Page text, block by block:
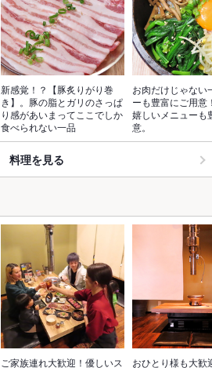
新感覚！？【豚炙りがり巻
き】。豚の脂とガリのさっぱ
り感があいまってここでしか
食べられない一品
お肉だけじゃない
ーも豊富にご用意
嬉しいメニューも
意。
料理を見る
ご家族連れ大歓迎！優しいス おひとり様も大歓